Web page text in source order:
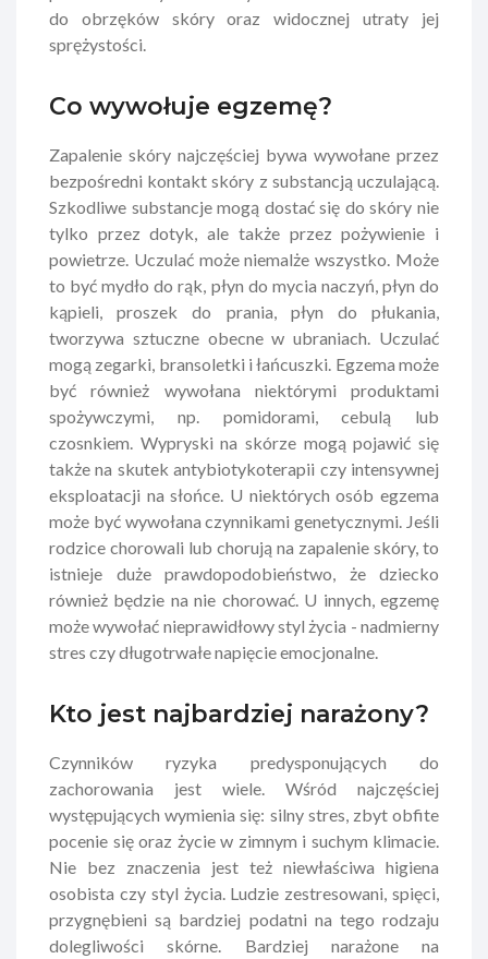
do obrzęków skóry oraz widocznej utraty jej
sprężystości.
Co wywołuje egzemę?
Zapalenie skóry najczęściej bywa wywołane przez
bezpośredni kontakt skóry z substancją uczulającą.
Szkodliwe substancje mogą dostać się do skóry nie
tylko przez dotyk, ale także przez pożywienie i
powietrze. Uczulać może niemalże wszystko. Może
to być mydło do rąk, płyn do mycia naczyń, płyn do
kąpieli, proszek do prania, płyn do płukania,
tworzywa sztuczne obecne w ubraniach. Uczulać
mogą zegarki, bransoletki i łańcuszki. Egzema może
być również wywołana niektórymi produktami
spożywczymi, np. pomidorami, cebulą lub
czosnkiem. Wypryski na skórze mogą pojawić się
także na skutek antybiotykoterapii czy intensywnej
eksploatacji na słońce. U niektórych osób egzema
może być wywołana czynnikami genetycznymi. Jeśli
rodzice chorowali lub chorują na zapalenie skóry, to
istnieje duże prawdopodobieństwo, że dziecko
również będzie na nie chorować. U innych, egzemę
może wywołać nieprawidłowy styl życia - nadmierny
stres czy długotrwałe napięcie emocjonalne.
Kto jest najbardziej narażony?
Czynników ryzyka predysponujących do
zachorowania jest wiele. Wśród najczęściej
występujących wymienia się: silny stres, zbyt obfite
pocenie się oraz życie w zimnym i suchym klimacie.
Nie bez znaczenia jest też niewłaściwa higiena
osobista czy styl życia. Ludzie zestresowani, spięci,
przygnębieni są bardziej podatni na tego rodzaju
dolegliwości skórne. Bardziej narażone na